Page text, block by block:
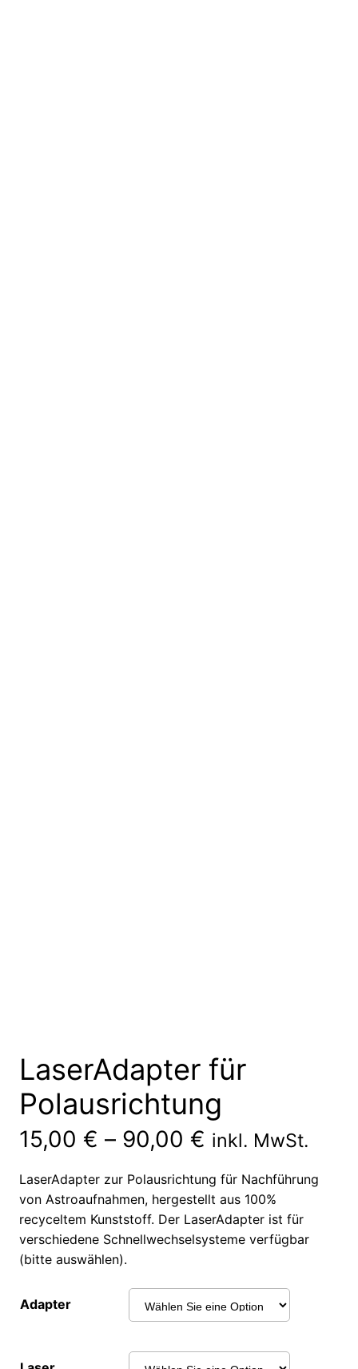
LaserAdapter für
Polausrichtung
15,00 € – 90,00 € inkl. MwSt.
LaserAdapter zur Polausrichtung für Nachführung
von Astroaufnahmen, hergestellt aus 100%
recyceltem Kunststoff. Der LaserAdapter ist für
verschiedene Schnellwechselsysteme verfügbar
(bitte auswählen).
Adapter